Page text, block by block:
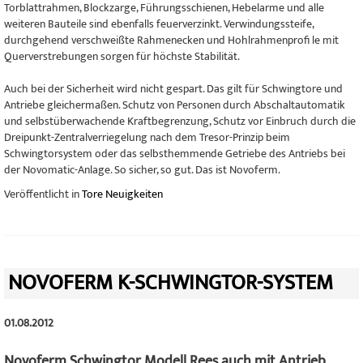
Torblattrahmen, Blockzarge, Führungsschienen, Hebelarme und alle
weiteren Bauteile sind ebenfalls feuerverzinkt. Verwindungssteife,
durchgehend verschweißte Rahmenecken und Hohlrahmenprofi le mit
Querverstrebungen sorgen für höchste Stabilität.
Auch bei der Sicherheit wird nicht gespart. Das gilt für Schwingtore und
Antriebe gleichermaßen. Schutz von Personen durch Abschaltautomatik
und selbstüberwachende Kraftbegrenzung, Schutz vor Einbruch durch die
Dreipunkt-Zentralverriegelung nach dem Tresor-Prinzip beim
Schwingtorsystem oder das selbsthemmende Getriebe des Antriebs bei
der Novomatic-Anlage. So sicher, so gut. Das ist Novoferm.
Veröffentlicht inTore Neuigkeiten
NOVOFERM K-SCHWINGTOR-SYSTEM
01.08.2012